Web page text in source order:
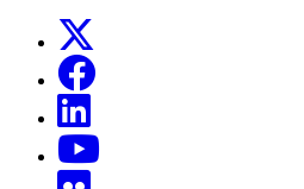
Links, Opens in this window
Links, Opens in this window
Links, Opens in this window